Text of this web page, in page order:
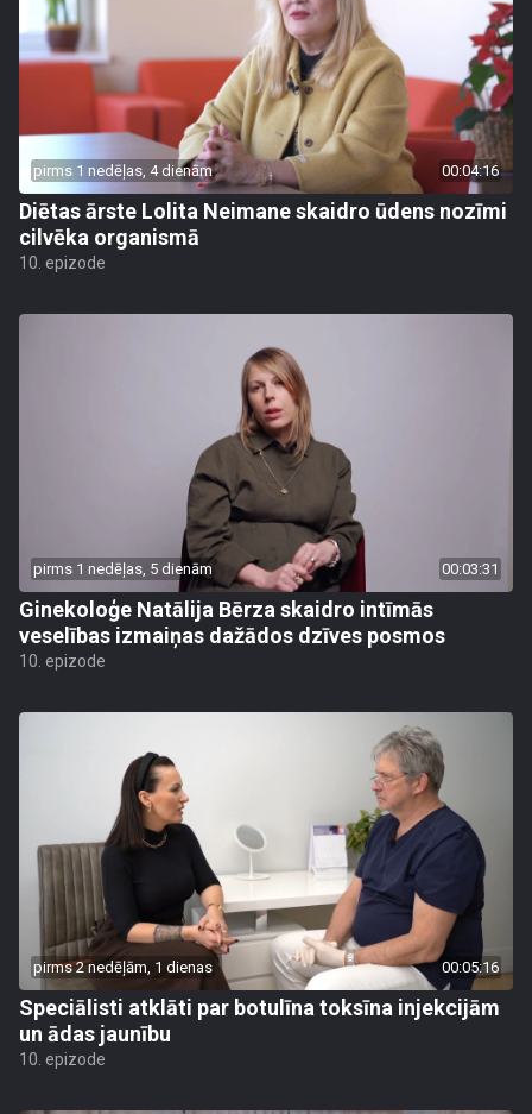
pirms 1 nedēļas, 4 dienām 00:04:16
Diētas ārste Lolita Neimane skaidro ūdens nozīmi
cilvēka organismā
10. epizode
pirms 1 nedēļas, 5 dienām 00:03:31
Ginekoloģe Natālija Bērza skaidro intīmās
veselības izmaiņas dažādos dzīves posmos
10. epizode
pirms 2 nedēļām, 1 dienas 00:05:16
Speciālisti atklāti par botulīna toksīna injekcijām
un ādas jaunību
10. epizode